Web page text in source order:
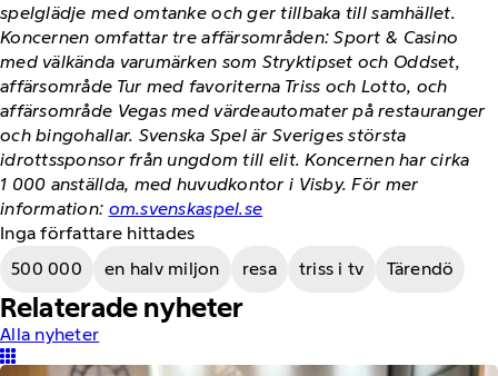
spelglädje med omtanke och ger tillbaka till samhället.
Koncernen omfattar tre affärsområden: Sport & Casino
med välkända varumärken som Stryktipset och Oddset,
affärsområde Tur med favoriterna Triss och Lotto, och
affärsområde Vegas med värdeautomater på restauranger
och bingohallar. Svenska Spel är Sveriges största
idrottssponsor från ungdom till elit. Koncernen har cirka
1 000 anställda, med huvudkontor i Visby. För mer
information: om.svenskaspel.se
Inga författare hittades
500 000
en halv miljon resa triss i tv Tärendö
Relaterade nyheter
Alla nyheter